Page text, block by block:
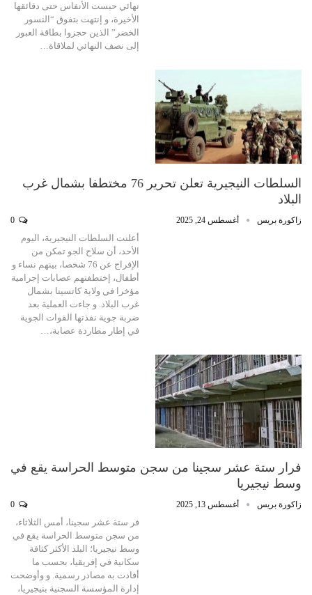
نهائي حبست الأنفاس حتى دقائقها
الأخيرة، و إنتهت بتفوق “النسور
الخضر” الذين حجزوا بطاقة العبور
إلى نصف النهائي لملاقاة…
السلطات النيجيرية تعلن تحرير 76 مختطفا بشمال غرب
البلاد
زاكورة بريس أغسطس 24, 2025
أعلنت السلطات النيجيرية، اليوم
الأحد، أن سلاح الجو تمكن من
الإفراج عن 76 شخصا، بينهم نساء و
أطفال، إختطفتهم عصابات إجرامية
مؤخرا في ولاية كاتسينا بشمال
غرب البلاد. و جاءت العملية بعد
ضربة جوية نفذتها القوات الجوية
في إطار مطاردة عصابة،…
فرار ستة عشر سجينا من سجن متوسط الحراسة يقع في
وسط نيجيريا
زاكورة بريس أغسطس 13, 2025
فر ستة عشر سجينا، أمس الثلاثاء،
من سجن متوسط الحراسة يقع في
وسط نيجيريا؛ البلد الأكثر كثافة
سكانية في إفريقيا، بحسب ما
أفادت به مصادر رسمية. و وأوضحت
إدارة المؤسسة السجنية بنيجيريا،